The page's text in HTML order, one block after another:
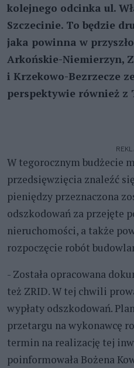
kolejnego odcinka ul.
Szczecinie. To będzie
jaka powinna w
Arkońskie-Niemierzyn,
i Krzekowo-Bezrzecze
perspektywie również z
W tegorocznym budżecie
przedsięwzięcia znaleźć
pieniędzy przeznaczona
odszkodowań za przejęte
nieruchomości, a także
rozpoczęcie robót
- Została opracowana
też ZRID. W tej chwili
wypłaty odszkodowań.
przetargu na wykonawcę
termin na realizację tej
poinformowała Bożena